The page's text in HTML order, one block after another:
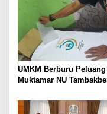
UMKM Berburu
Muktamar NU